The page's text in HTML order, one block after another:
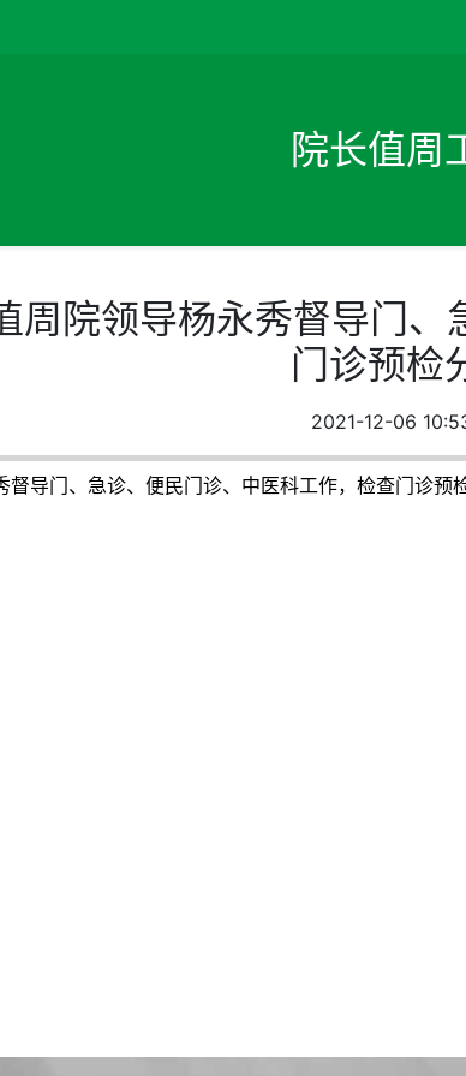
院长值周
周院领导杨永秀督导门
门诊预检
2021-12-06
导门、急诊、便民门诊、中医科工作，检查门诊预